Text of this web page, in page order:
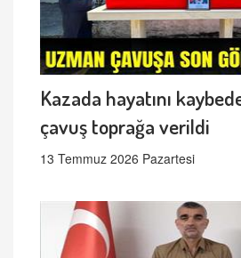
Kazada hayatını
çavuş toprağa verildi
13 Temmuz 2026 Pazartesi